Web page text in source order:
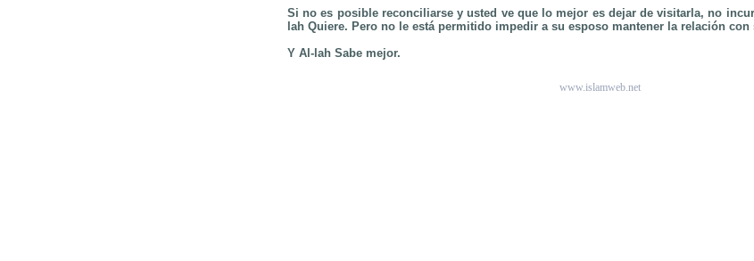
Si no es posible reconciliarse y usted ve que lo mejor es dejar de visitarla, no
lah Quiere. Pero no le está permitido impedir a su esposo mantener la relación con
Y Al-lah Sabe mejor.
www.islamweb.net